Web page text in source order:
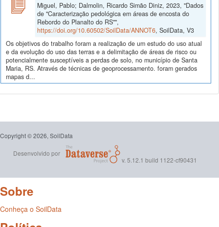
Miguel, Pablo; Dalmolin, Ricardo Simão Diniz, 2023, "Dados
de "Caracterização pedológica em áreas de encosta do
Rebordo do Planalto do RS"",
https://doi.org/10.60502/SoilData/ANNOT6, SoilData, V3
Os objetivos do trabalho foram a realização de um estudo do uso atual
e da evolução do uso das terras e a delimitação de áreas de risco ou
potencialmente susceptíveis a perdas de solo, no município de Santa
Maria, RS. Através de técnicas de geoprocessamento. foram gerados
mapas d...
Copyright © 2026, SoilData
Desenvolvido por
v. 5.12.1 build 1122-cf90431
Sobre
Conheça o SoilData